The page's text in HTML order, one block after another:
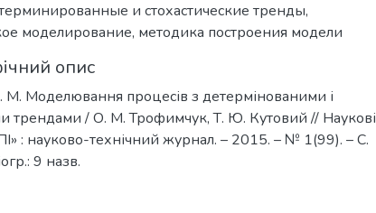
и стохастические тренды,
моделирование, методика построения модели
опис
Моделювання процесів з детермінованими і
трендами / О. М. Трофимчук, Т. Ю. Кутовий // Наукові
: науково-технічний журнал. – 2015. – № 1(99). – С.
9 назв.